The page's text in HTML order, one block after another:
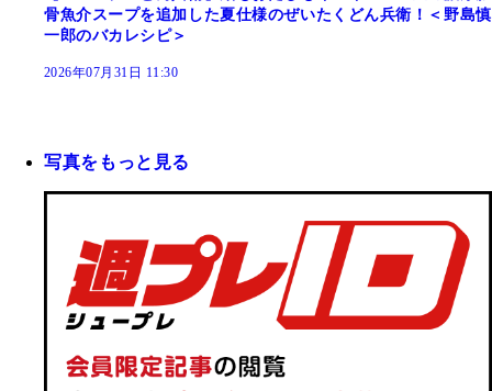
骨魚介スープを追加した夏仕様のぜいたくどん兵衛！＜野島慎
一郎のバカレシピ＞
2026年07月31日 11:30
写真をもっと見る